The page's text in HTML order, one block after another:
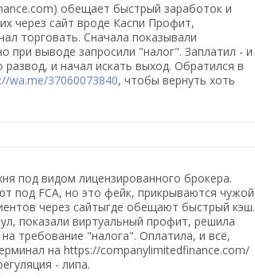
обещает быстрый заработок и
через сайт вроде Каспи Профит,
торговать. Сначала показывали
при выводе запросили "налог". Заплатил - и
и начал искать выход. Обратился в
wa.me/37060073840, чтобы вернуть хоть
под видом лицензированного брокера.
под FCA, но это фейк, прикрываются чужой
через сайтыгде обещают быстрый кэш.
показали виртуальный профит, решила
требование "налога". Оплатила, и всё,
на https://companylimitedfinance.com/
- липа.